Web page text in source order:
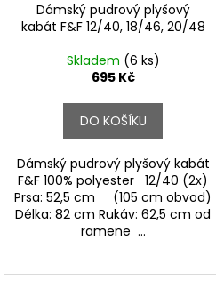
Dámský pudrový plyšový
kabát F&F 12/40, 18/46, 20/48
Skladem (6 ks)
695 Kč
DO KOŠÍKU
Dámský pudrový plyšový kabát
F&F 100% polyester 12/40 (2x)
Prsa: 52,5 cm (105 cm obvod)
Délka: 82 cm Rukáv: 62,5 cm od
ramene ...